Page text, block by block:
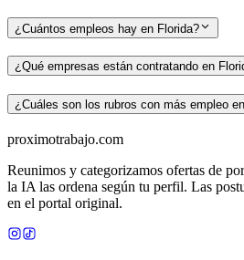
¿Cuántos empleos hay en Florida?
¿Qué empresas están contratando en
¿Cuáles son los rubros con más empleo
proximotrabajo.com
Reunimos y categorizamos ofertas de
la IA las ordena según tu perfil. Las
en el portal original.